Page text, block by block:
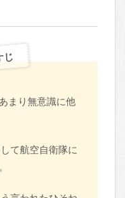
まり無意識に他
て航空自衛隊に